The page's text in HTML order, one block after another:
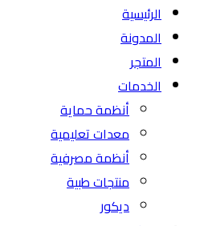
الرئيسية
المدونة
المتجر
الخدمات
أنظمة حماية
معدات تعليمية
أنظمة مصرفية
منتجات طبية
ديكور